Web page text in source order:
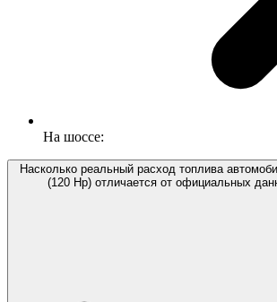
На шоссе:
Насколько реальный расход топлива
(120 Hp) отличается от официальных